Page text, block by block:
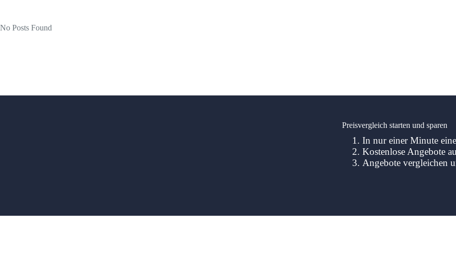
No Posts Found
Preisvergleich starten und sparen
In nur einer Minute
Kostenlose Angebote
Angebote vergleichen